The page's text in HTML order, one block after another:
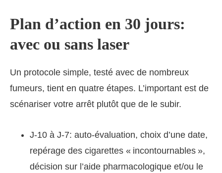
Plan d’action en 30 jours:
avec ou sans laser
Un protocole simple, testé avec de nombreux
fumeurs, tient en quatre étapes. L’important est de
scénariser votre arrêt plutôt que de le subir.
J-10 à J-7: auto-évaluation, choix d’une date,
repérage des cigarettes « incontournables »,
décision sur l’aide pharmacologique et/ou le